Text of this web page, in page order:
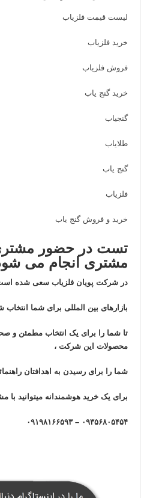
لیست قیمت فلزیاب
خرید فلزیاب
فروش فلزیاب
خرید گنج یاب
گنجیاب
طلایاب
گنج یاب
فلزیاب
خرید و فروش گنج یاب
تست در حضور
مشتری انجام می
در شرکت پویان فلزیاب سعی شده است
بازار‌های بین المللی برای شما انتخاب
تا شما را برای یک انتخاب مطمئن و
محصولات این شرکت ،
شما را برای رسیدن به اهدافتان
برای یک خرید هوشمندانه میتوانید با
۰۹۳۵۶۸۰۵۴۵۴ – ۰۹۱۹۸۱۶۶۵۹۳